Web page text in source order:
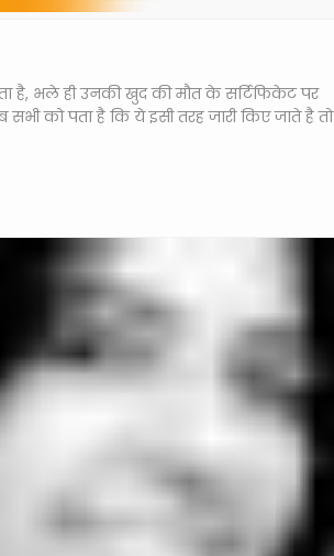
है, भले ही उनकी खुद की मौत के सर्टिफिकेट पर
को पता है कि ये इसी तरह जारी किए जाते है तो